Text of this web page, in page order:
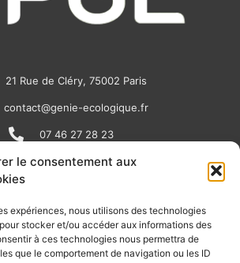
le consentement aux
expériences, nous utilisons des technologies
stocker et/ou accéder aux informations des
à ces technologies nous permettra de
que le comportement de navigation ou les ID
21 Rue de Cléry, 75002 Paris
contact@genie-ecologique.fr
07 46 27 28 23
N
e
w
i
n
o
u
L'ACTU DE LA FILIÈRE